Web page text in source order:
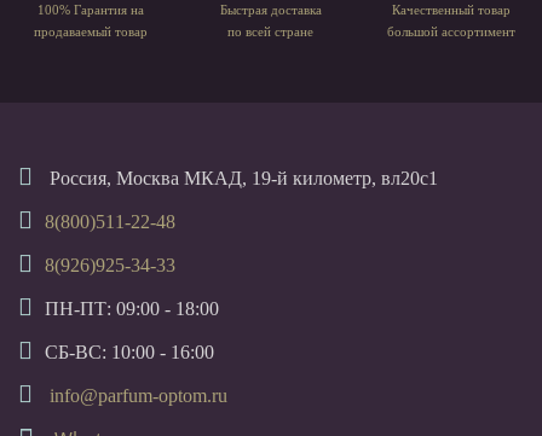
100% Гарантия на
продаваемый товар
Быстрая доставка
по всей стране
Качественный товар
большой ассортимент
Россия, Москва МКАД, 19-й километр, вл20с1
8(800)511-22-48
8(926)925-34-33
ПН-ПТ: 09:00 - 18:00
СБ-ВС: 10:00 - 16:00
info@parfum-optom.ru